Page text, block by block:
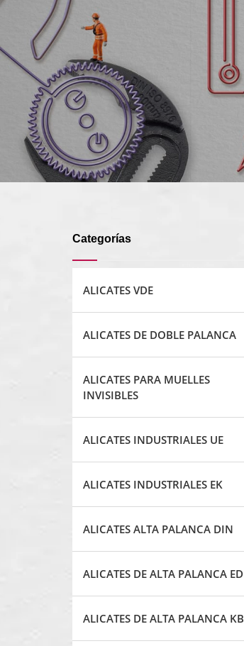
Categorías
ALICATES VDE
ALICATES DE DOBLE PALANCA
ALICATES PARA MUELLES
INVISIBLES
ALICATES INDUSTRIALES UE
ALICATES INDUSTRIALES EK
ALICATES ALTA PALANCA DIN
ALICATES DE ALTA PALANCA ED
ALICATES DE ALTA PALANCA KB